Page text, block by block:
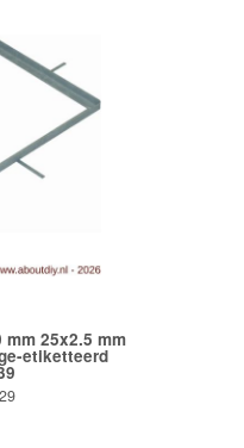
mm 25x2.5 mm
etiketteerd